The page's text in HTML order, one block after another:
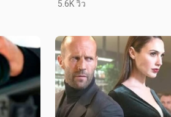
5.6K วิว